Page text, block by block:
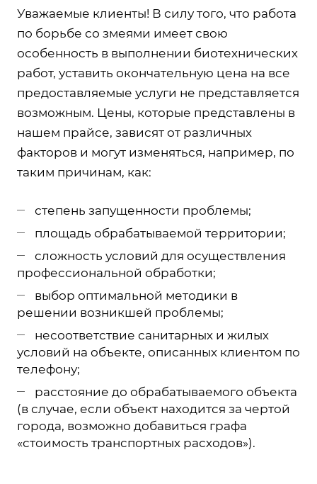
Уважаемые клиенты! В силу того, что работа
по борьбе со змеями имеет свою
особенность в выполнении биотехнических
работ, уставить окончательную цена на все
предоставляемые услуги не представляется
возможным. Цены, которые представлены в
нашем прайсе, зависят от различных
факторов и могут изменяться, например, по
таким причинам, как:
степень запущенности проблемы;
площадь обрабатываемой территории;
сложность условий для осуществления
профессиональной обработки;
выбор оптимальной методики в
решении возникшей проблемы;
несоответствие санитарных и жилых
условий на объекте, описанных клиентом по
телефону;
расстояние до обрабатываемого объекта
(в случае, если объект находится за чертой
города, возможно добавиться графа
«стоимость транспортных расходов»).